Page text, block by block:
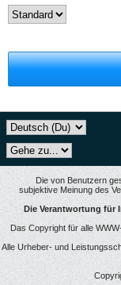
Die von Benutzern
subjektive Meinung des
Die Verantwortung für
Das Copyright für alle
Alle Urheber- und